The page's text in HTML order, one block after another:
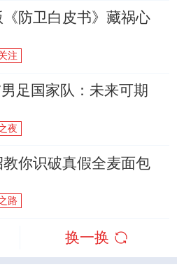
《防卫白皮书》藏祸心
注
足国家队：未来可期
夜
教你识破真假全麦面包
路
换一换